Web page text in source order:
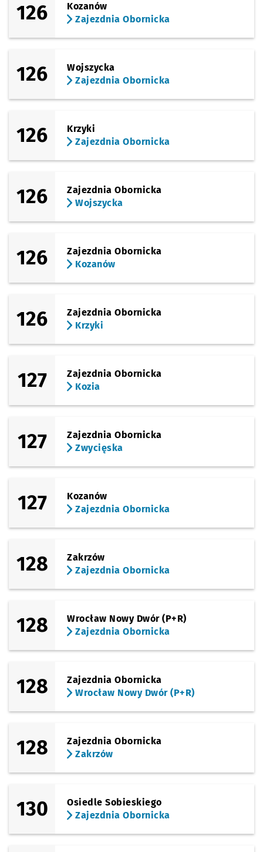
126
Kozanów
Zajezdnia Obornicka
126
Wojszycka
Zajezdnia Obornicka
126
Krzyki
Zajezdnia Obornicka
126
Zajezdnia Obornicka
Wojszycka
126
Zajezdnia Obornicka
Kozanów
126
Zajezdnia Obornicka
Krzyki
127
Zajezdnia Obornicka
Kozia
127
Zajezdnia Obornicka
Zwycięska
127
Kozanów
Zajezdnia Obornicka
128
Zakrzów
Zajezdnia Obornicka
128
Wrocław Nowy Dwór (P+R)
Zajezdnia Obornicka
128
Zajezdnia Obornicka
Wrocław Nowy Dwór (P+R)
128
Zajezdnia Obornicka
Zakrzów
130
Osiedle Sobieskiego
Zajezdnia Obornicka